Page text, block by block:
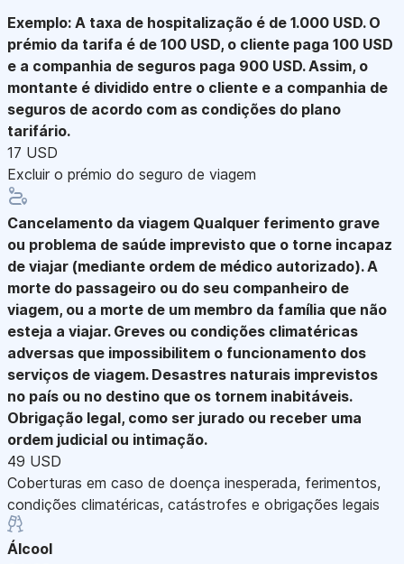
Exemplo: A taxa de hospitalização é de 1.000 USD. O
prémio da tarifa é de 100 USD, o cliente paga 100 USD
e a companhia de seguros paga 900 USD. Assim, o
montante é dividido entre o cliente e a companhia de
seguros de acordo com as condições do plano
tarifário.
17 USD
Excluir o prémio do seguro de viagem
Cancelamento da viagem Qualquer ferimento grave
ou problema de saúde imprevisto que o torne incapaz
de viajar (mediante ordem de médico autorizado). A
morte do passageiro ou do seu companheiro de
viagem, ou a morte de um membro da família que não
esteja a viajar. Greves ou condições climatéricas
adversas que impossibilitem o funcionamento dos
serviços de viagem. Desastres naturais imprevistos
no país ou no destino que os tornem inabitáveis.
Obrigação legal, como ser jurado ou receber uma
ordem judicial ou intimação.
49 USD
Coberturas em caso de doença inesperada, ferimentos,
condições climatéricas, catástrofes e obrigações legais
Álcool